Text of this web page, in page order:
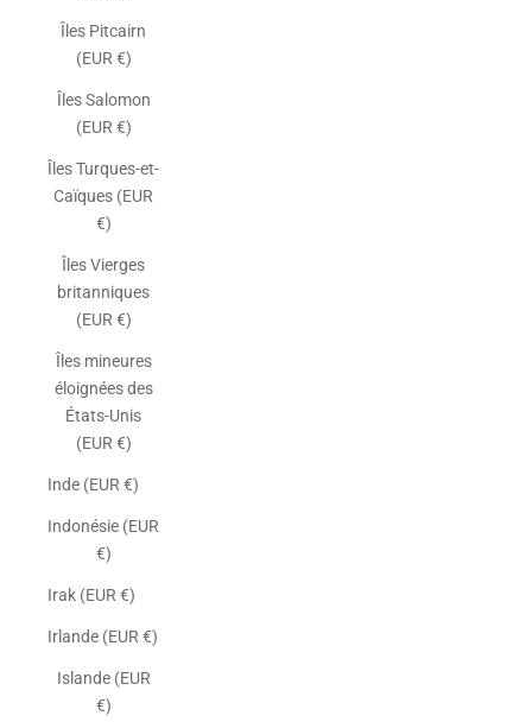
Îles Pitcairn
(EUR €)
Îles Salomon
(EUR €)
Îles Turques-et-
Caïques (EUR
€)
Îles Vierges
britanniques
(EUR €)
Îles mineures
éloignées des
États-Unis
(EUR €)
Inde (EUR €)
Indonésie (EUR
€)
Irak (EUR €)
Irlande (EUR €)
Islande (EUR
€)